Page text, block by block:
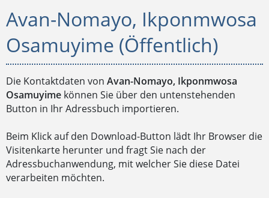
Avan-Nomayo, Ikponmwosa
Osamuyime (Öffentlich)
Die Kontaktdaten von Avan-Nomayo, Ikponmwosa
Osamuyime können Sie über den untenstehenden
Button in Ihr Adressbuch importieren.
Beim Klick auf den Download-Button lädt Ihr Browser die
Visitenkarte herunter und fragt Sie nach der
Adressbuchanwendung, mit welcher Sie diese Datei
verarbeiten möchten.